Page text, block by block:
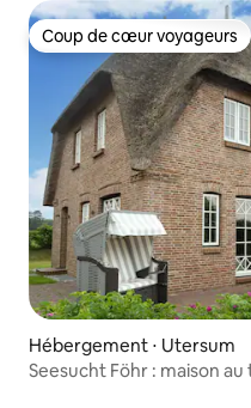
Coup de cœur voyageurs
Coup de cœur voyageurs
Hébergement ⋅ Utersum
Seesucht Föhr : maison